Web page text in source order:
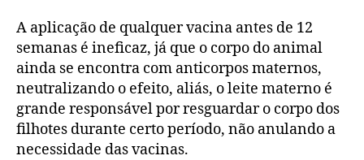
A aplicação de qualquer vacina antes de 12
semanas é ineficaz, já que o corpo do animal
ainda se encontra com anticorpos maternos,
neutralizando o efeito, aliás, o leite materno é
grande responsável por resguardar o corpo dos
filhotes durante certo período, não anulando a
necessidade das vacinas.